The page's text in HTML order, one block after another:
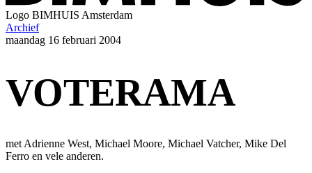
Logo BIMHUIS Amsterdam
Archief
maandag 16 februari 2004
VOTERAMA
met Adrienne West, Michael Moore, Michael Vatcher, Mike Del
Ferro en vele anderen.